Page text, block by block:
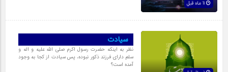
سیادت
نظر به اینکه حضرت رسول اکرم صلی الله علیه و اله و
سلم داراى فرزند ذکور نبوده، پس سیادت از کجا به وجود
آمده است؟